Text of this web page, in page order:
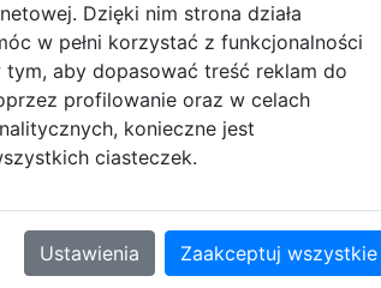
Zawieszka -
Demon Hunters -
Dzięki nim strona działa
w pełni korzystać z funkcjonalności
tym, aby dopasować treść reklam do
profilowanie oraz w celach
konieczne jest
ciasteczek.
Ustawienia Zaakceptuj wszystkie